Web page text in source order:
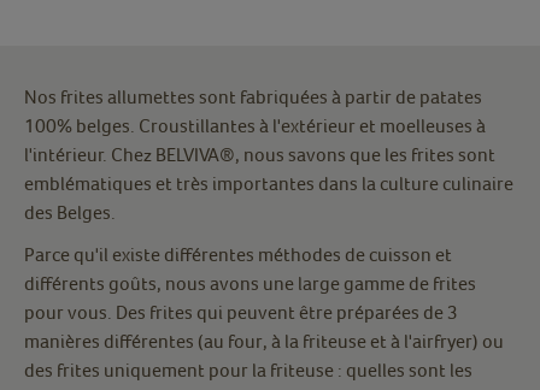
Nos frites allumettes sont fabriquées à partir de patates
100% belges. Croustillantes à l'extérieur et moelleuses à
l'intérieur. Chez BELVIVA®, nous savons que les frites sont
emblématiques et très importantes dans la culture culinaire
des Belges.
Parce qu'il existe différentes méthodes de cuisson et
différents goûts, nous avons une large gamme de frites
pour vous. Des frites qui peuvent être préparées de 3
manières différentes (au four, à la friteuse et à l'airfryer) ou
des frites uniquement pour la friteuse : quelles sont les